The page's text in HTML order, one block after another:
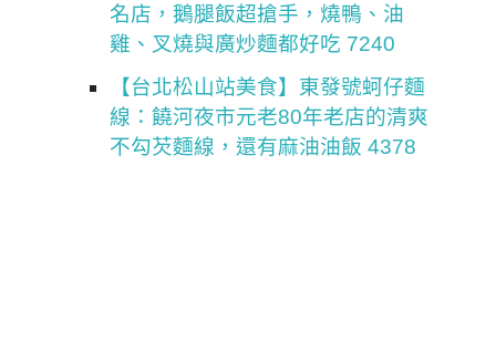
名店，鵝腿飯超搶手，燒鴨、油
雞、叉燒與廣炒麵都好吃 7240
【台北松山站美食】東發號蚵仔麵
線：饒河夜市元老80年老店的清爽
不勾芡麵線，還有麻油油飯 4378